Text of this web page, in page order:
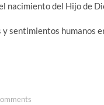
del Hijo de
sentimientos humanos